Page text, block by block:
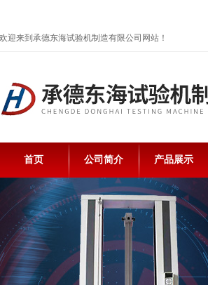
欢迎来到承德东海试验机制造有限公司网站！
首页 公司简介 产品展示